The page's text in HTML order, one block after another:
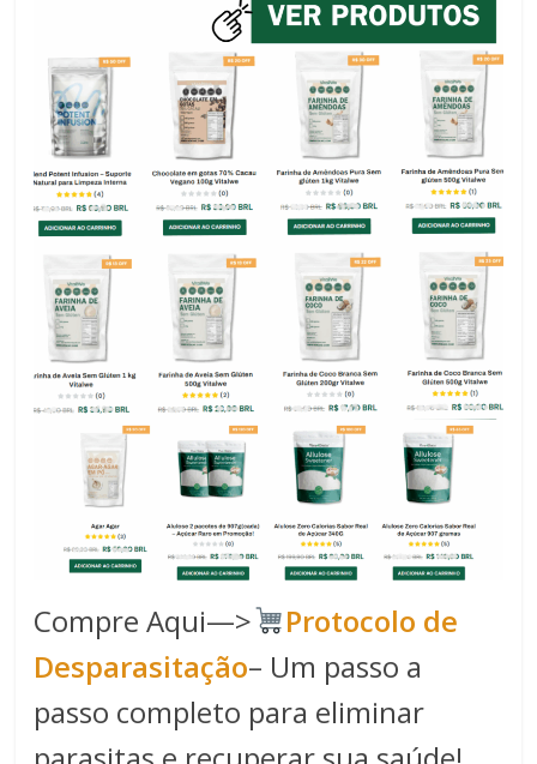
Compre Aqui—>
Protocolo de
Desparasitação– Um passo a
passo completo para eliminar